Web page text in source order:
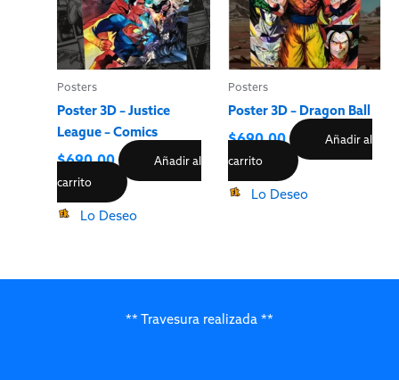
Posters
Poster 3D – Justice
League – Comics
$690.00
Añadir al
carrito
Lo Deseo
Posters
Poster 3D – Dragon Ball
$690.00
Añadir al
carrito
Lo Deseo
** Travesura realizada **